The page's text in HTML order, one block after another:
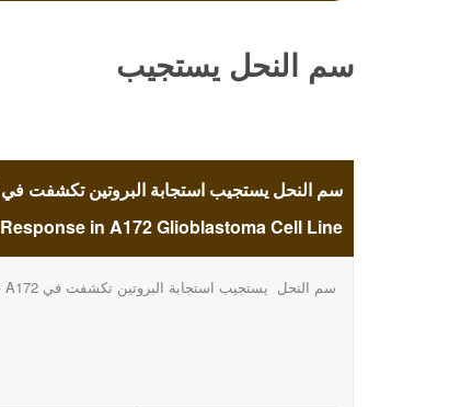
سم النحل يستجيب
تكشفت في A172 خط
الخلايا الورم
Response in A172 Glioblastoma Cell Line
سم النحل يستجيب استجابة البروتين تكشفت في A172 خط الخلايا الورم الدبقي